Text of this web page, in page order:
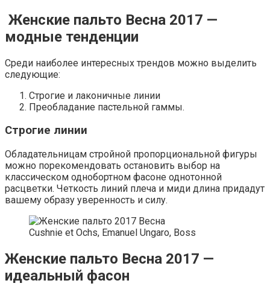
Женские пальто Весна 2017 —
модные тенденции
Среди наиболее интересных трендов можно выделить
следующие:
Строгие и лаконичные линии
Преобладание пастельной гаммы.
Строгие линии
Обладательницам стройной пропорциональной фигуры
можно порекомендовать остановить выбор на
классическом однобортном фасоне однотонной
расцветки. Четкость линий плеча и миди длина придадут
вашему образу уверенность и силу.
Cushnie et Ochs, Emanuel Ungaro, Boss
Женские пальто Весна 2017 —
идеальный фасон